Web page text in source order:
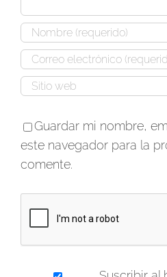
Guardar mi nombre,
este navegador para la
comente.